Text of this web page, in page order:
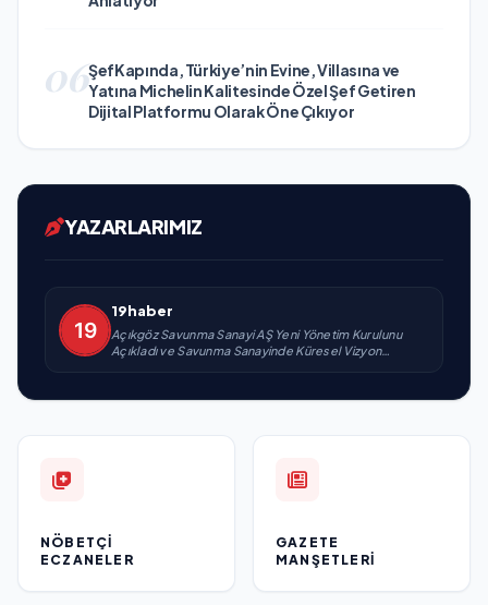
06ŞefKapında, Türkiye’nin Evine, Villasına ve
Yatına Michelin Kalitesinde Özel Şef Getiren
Dijital Platformu Olarak Öne Çıkıyor
YAZARLARIMIZ
19haber
Açıkgöz Savunma Sanayi AŞ Yeni Yönetim Kurulunu
Açıkladı ve Savunma Sanayinde Küresel Vizyon
NÖBETÇI
ECZANELER
GAZETE
MANŞETLERI